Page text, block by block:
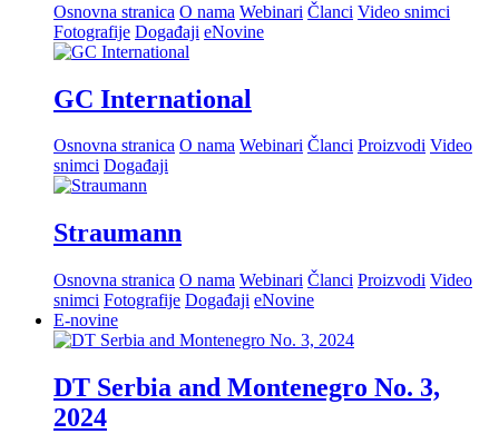
Osnovna stranica O nama Webinari Članci Video snimci
Fotografije Događaji eNovine
GC International
Osnovna stranica O nama Webinari Članci Proizvodi Video
snimci Događaji
Straumann
Osnovna stranica O nama Webinari Članci Proizvodi Video
snimci Fotografije Događaji eNovine
E-novine
DT Serbia and Montenegro No. 3,
2024